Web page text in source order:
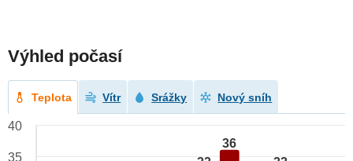
Výhled počasí
Teplota Vítr Srážky Nový sníh
36
40
35